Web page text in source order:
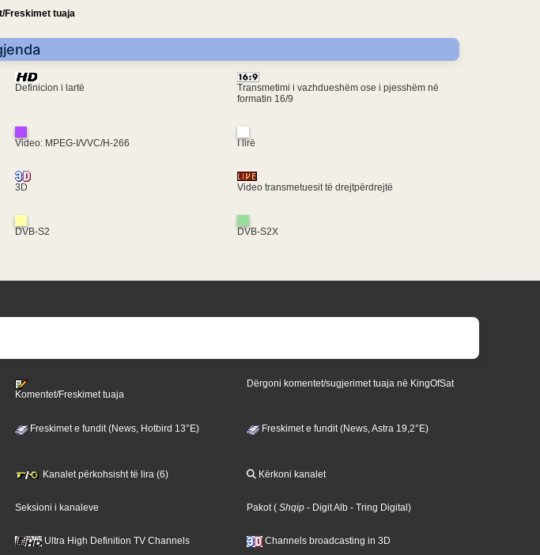
Freskimet tuaja
Definicion i lartë
Transmetimi i vazhdueshëm ose i pjesshëm në
formatin 16/9
Video: MPEG-I/VVC/H-266 I lirë
3D Video transmetuesit të drejtpërdrejtë
DVB-S2 DVB-S2X
Komentet/Freskimet tuaja
Dërgoni komentet/sugjerimet tuaja në KingOfSat
Freskimet e fundit (News, Hotbird 13°E) Freskimet e fundit (News, Astra 19,2°E)
Kanalet përkohsisht të lira (6) Kërkoni kanalet
Seksioni i kanaleve Pakot( Shqip - Digit Alb - Tring Digital)
Ultra High Definition TV Channels Channels broadcasting in 3D